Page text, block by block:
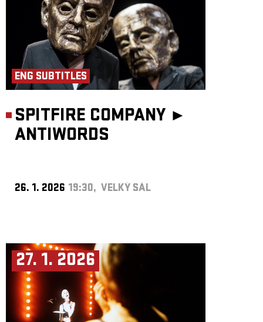
ENG SUBTITLES
SPITFIRE COMPANY ►
ANTIWORDS
26. 1. 2026 19:30, VELKÝ SÁL
27. 1. 2026